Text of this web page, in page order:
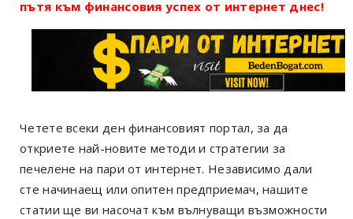
пътя към финансовия успех от интернет днес!
Четете всеки ден финансовият портал, за да
откриете най-новите методи и стратегии за
печелене на пари от интернет. Независимо дали
сте начинаещ или опитен предприемач, нашите
статии ще ви насочат към вълнуващи възможности